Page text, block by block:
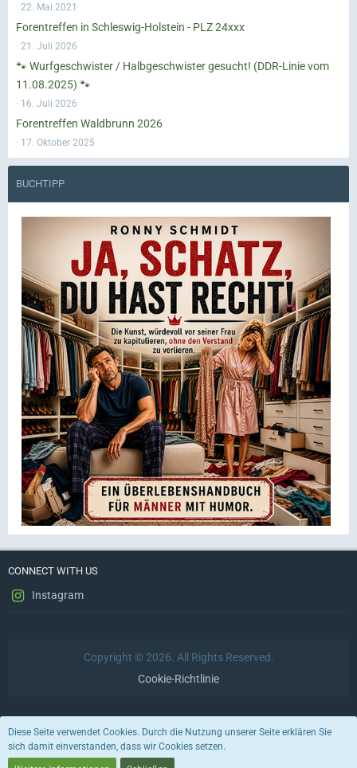
22. Mai 2021
Forentreffen in Schleswig-Holstein - PLZ 24xxx
21. Juli 2026
🐾 Wurfgeschwister / Halbgeschwister gesucht! (DDR-Linie vom
11.08.2025) 🐾
16. Juli 2026
Forentreffen Waldbrunn 2026
17. Oktober 2025
BUCHTIPP
CONNECT WITH US
Instagram
Copyright © 2026. All Rights Reserved.
Cookie-Richtlinie
Datenschutzerklärung Impressum Nutzungsbedingungen
Stil von:
Diese Seite verwendet Cookies. Durch die Nutzung unserer Seite erklären Sie
sich damit einverstanden, dass wir Cookies setzen.